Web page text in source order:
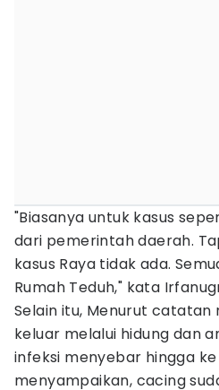
"Biasanya untuk kasus
dari pemerintah daerah.
kasus Raya tidak ada.
Rumah Teduh," kata
Selain itu, Menurut catatan
keluar melalui hidung dan
infeksi menyebar hingga
menyampaikan, cacing